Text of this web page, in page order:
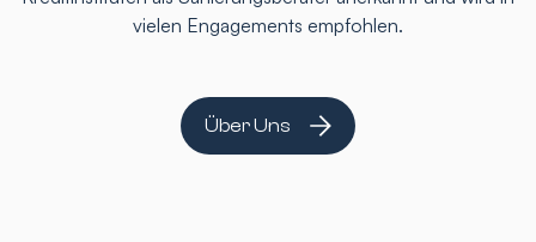
vielen Engagements empfohlen.
Über Uns